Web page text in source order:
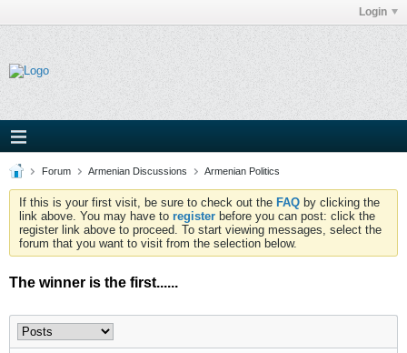
Login
Forum Armenian Discussions Armenian Politics
If this is your first visit, be sure to check out the FAQ by clicking the
link above. You may have to register before you can post: click the
register link above to proceed. To start viewing messages, select the
forum that you want to visit from the selection below.
The winner is the first......